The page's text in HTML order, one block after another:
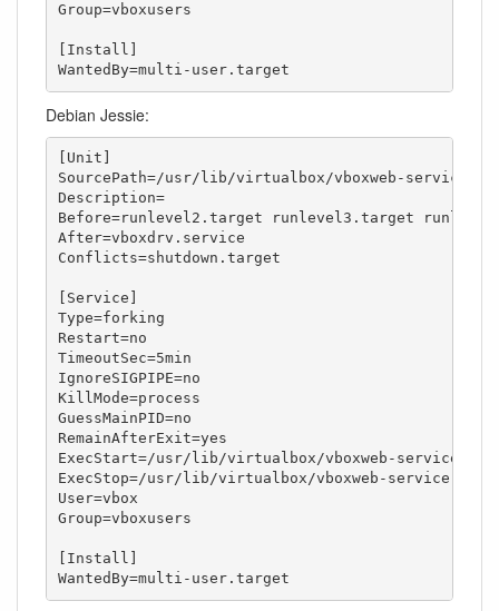
Group=vboxusers
[Install]
WantedBy=multi-user.target
Debian Jessie:
[Unit]
SourcePath=/usr/lib/virtualbox/vboxweb-service.sh
Description=
Before=runlevel2.target runlevel3.target
After=vboxdrv.service
Conflicts=shutdown.target
[Service]
Type=forking
Restart=no
TimeoutSec=5min
IgnoreSIGPIPE=no
KillMode=process
GuessMainPID=no
RemainAfterExit=yes
ExecStart=/usr/lib/virtualbox/vboxweb-service.sh
ExecStop=/usr/lib/virtualbox/vboxweb-service.sh
User=vbox
Group=vboxusers
[Install]
WantedBy=multi-user.target